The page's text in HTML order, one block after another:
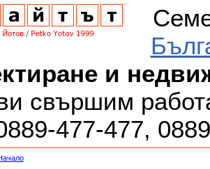
и
свършим
477-477,